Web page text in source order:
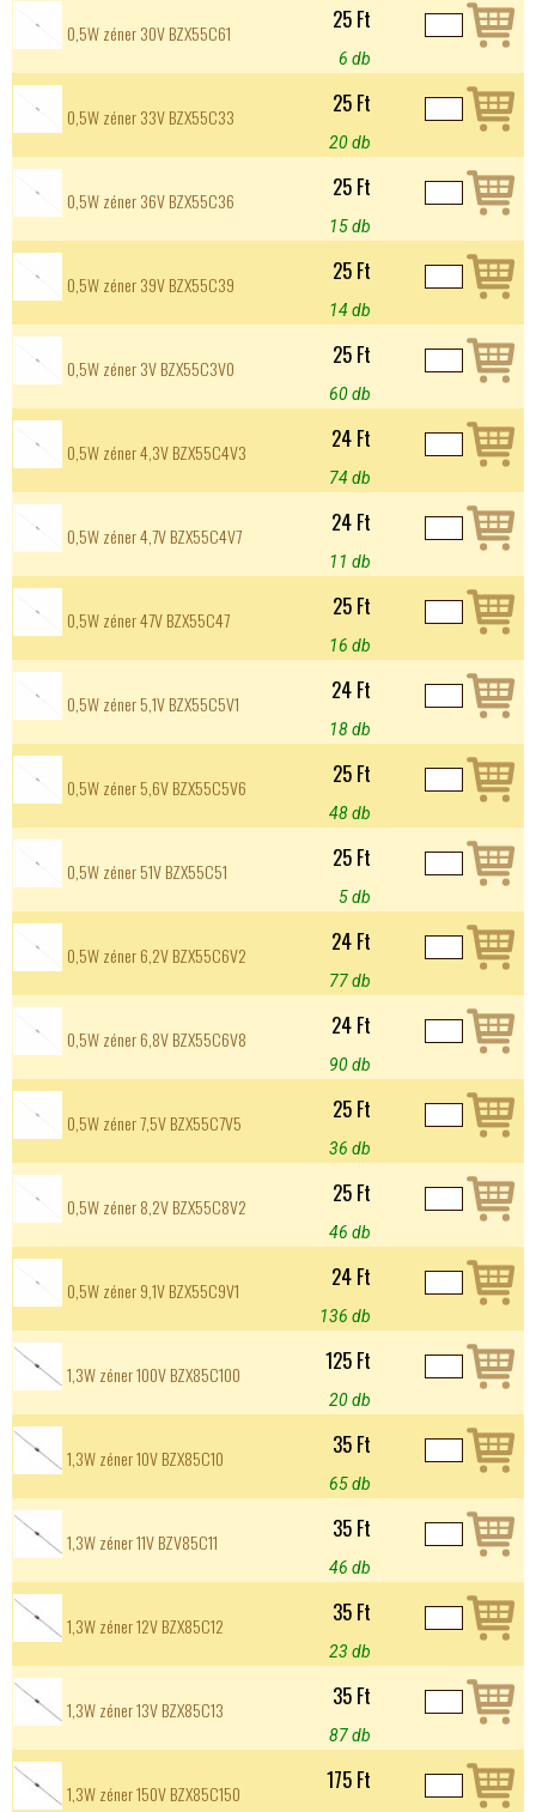
0,5W zéner 30V BZX55C61 25 Ft
6 db
0,5W zéner 33V BZX55C33 25 Ft
20 db
0,5W zéner 36V BZX55C36 25 Ft
15 db
0,5W zéner 39V BZX55C39 25 Ft
14 db
0,5W zéner 3V BZX55C3V0 25 Ft
60 db
0,5W zéner 4,3V BZX55C4V3 24 Ft
74 db
0,5W zéner 4,7V BZX55C4V7 24 Ft
11 db
0,5W zéner 47V BZX55C47 25 Ft
16 db
0,5W zéner 5,1V BZX55C5V1 24 Ft
18 db
0,5W zéner 5,6V BZX55C5V6 25 Ft
48 db
0,5W zéner 51V BZX55C51 25 Ft
5 db
0,5W zéner 6,2V BZX55C6V2 24 Ft
77 db
0,5W zéner 6,8V BZX55C6V8 24 Ft
90 db
0,5W zéner 7,5V BZX55C7V5 25 Ft
36 db
0,5W zéner 8,2V BZX55C8V2 25 Ft
46 db
0,5W zéner 9,1V BZX55C9V1 24 Ft
136 db
1,3W zéner 100V BZX85C100 125 Ft
20 db
1,3W zéner 10V BZX85C10 35 Ft
65 db
1,3W zéner 11V BZV85C11 35 Ft
46 db
1,3W zéner 12V BZX85C12 35 Ft
23 db
1,3W zéner 13V BZX85C13 35 Ft
87 db
1,3W zéner 150V BZX85C150 175 Ft